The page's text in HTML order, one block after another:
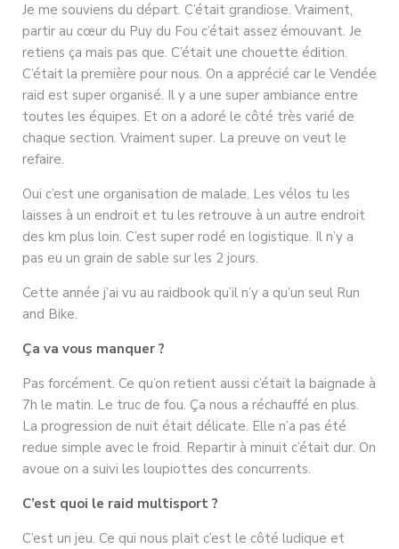
Je me souviens du départ. C’était grandiose. Vraiment,
partir au cœur du Puy du Fou c’était assez émouvant. Je
retiens ça mais pas que. C’était une chouette édition.
C’était la première pour nous. On a apprécié car le Vendée
raid est super organisé. Il y a une super ambiance entre
toutes les équipes. Et on a adoré le côté très varié de
chaque section. Vraiment super. La preuve on veut le
refaire.
Oui c’est une organisation de malade. Les vélos tu les
laisses à un endroit et tu les retrouve à un autre endroit
des km plus loin. C’est super rodé en logistique. Il n’y a
pas eu un grain de sable sur les 2 jours.
Cette année j’ai vu au raidbook qu’il n’y a qu’un seul Run
and Bike.
Ça va vous manquer ?
Pas forcément. Ce qu’on retient aussi c’était la baignade à
7h le matin. Le truc de fou. Ça nous a réchauffé en plus.
La progression de nuit était délicate. Elle n’a pas été
redue simple avec le froid. Repartir à minuit c’était dur. On
avoue on a suivi les loupiottes des concurrents.
C’est quoi le raid multisport ?
C’est un jeu. Ce qui nous plait c’est le côté ludique et